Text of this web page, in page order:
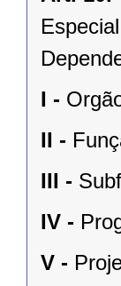
I -
II -
III -
IV -
V -